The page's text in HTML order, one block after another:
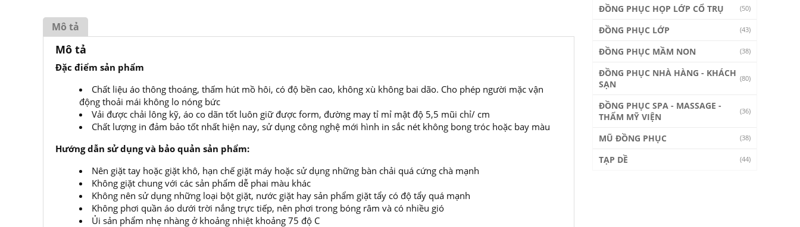
Mô tả
Mô tả
Đặc điểm sản phẩm
Chất liệu áo thông thoáng, thấm hút mồ hôi, có độ bền cao, không xù không bai dão. Cho phép người mặc vận
động thoải mái không lo nóng bức
Vải được chải lông kỹ, áo co dãn tốt luôn giữ được form, đường may tỉ mỉ mật độ 5,5 mũi chỉ/ cm
Chất lượng in đảm bảo tốt nhất hiện nay, sử dụng công nghệ mới hình in sắc nét không bong tróc hoặc bay màu
Hướng dẫn sử dụng và bảo quản sản phẩm:
Nên giặt tay hoặc giặt khô, hạn chế giặt máy hoặc sử dụng những bàn chải quá cứng chà mạnh
Không giặt chung với các sản phẩm dễ phai màu khác
Không nên sử dụng những loại bột giặt, nước giặt hay sản phẩm giặt tẩy có độ tẩy quá mạnh
Không phơi quần áo dưới trời nắng trực tiếp, nên phơi trong bóng râm và có nhiều gió
Ủi sản phẩm nhẹ nhàng ở khoảng nhiệt khoảng 75 độ C
ĐỒNG PHỤC HỌP LỚP CỔ TRỤ (50)
ĐỒNG PHỤC LỚP (43)
ĐỒNG PHỤC MẦM NON (38)
ĐỒNG PHỤC NHÀ HÀNG - KHÁCH
SẠN
(80)
ĐỒNG PHỤC SPA - MASSAGE -
THẨM MỸ VIỆN
(36)
MŨ ĐỒNG PHỤC (38)
TẠP DỀ (44)